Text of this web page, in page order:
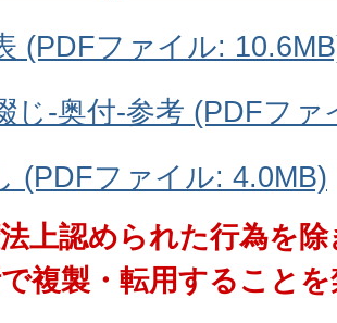
(PDFファイル:
じ‐奥付‐参考 (PDFフ
(PDFファイル: 4.0MB)
上認められた行為を
複製・転用すること